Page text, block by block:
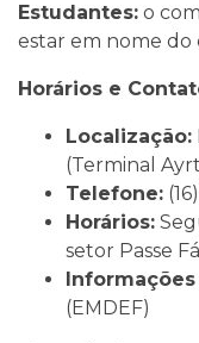
Estudantes: o
estar em nome do
Horários e
Localização:
(Terminal
Telefone:
Horários:
setor Passe
(EMDEF)